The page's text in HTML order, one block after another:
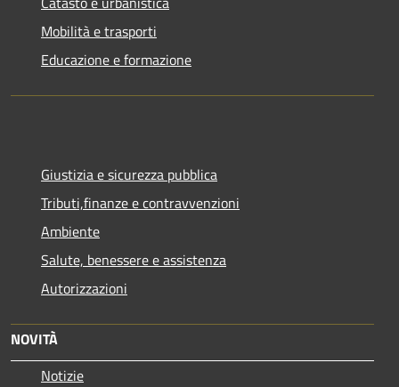
Mobilità e trasporti
Educazione e formazione
Giustizia e sicurezza pubblica
Tributi,finanze e contravvenzioni
Ambiente
Salute, benessere e assistenza
Autorizzazioni
NOVITÀ
Notizie